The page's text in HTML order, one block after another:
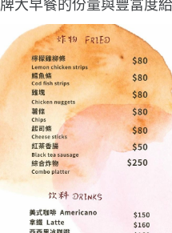
牌大早餐的份量與豐富度